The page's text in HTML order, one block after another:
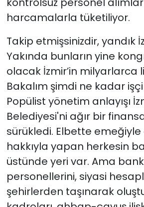
harcamalarla tüketiliyor.
Takip etmişsinizdir, yandık
Yakında bunların yine
olacak İzmir’in milyarlarca
Bakalım şimdi ne kadar
Popülist yönetim anlayışı
Belediyesi'ni ağır bir
sürükledi. Elbette emeğiyle
hakkıyla yapan herkesin
üstünde yeri var. Ama
personellerini, siyasi
şehirlerden taşınarak